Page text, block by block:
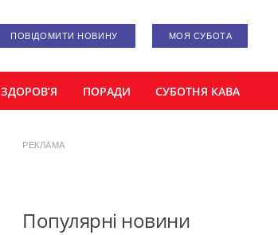
ПОВІДОМИТИ НОВИНУ МОЯ СУБОТА
ЗДОРОВ’Я ПОРАДИ СУБОТНЯ КАВА
РЕКЛАМА
Популярні новини